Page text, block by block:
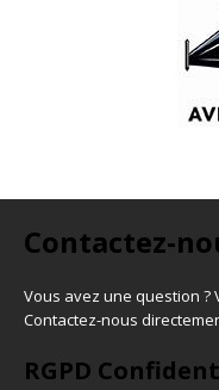
Contactez-
Vous avez une question ?
Contactez-nous
RGPD